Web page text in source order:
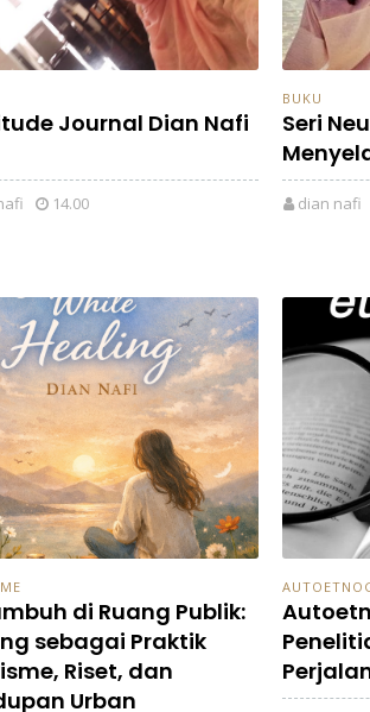
Journal Dian Nafi
14.00
BUKU
Seri
dian nafi
di Ruang Publik:
sebagai Praktik
Riset, dan
Urban